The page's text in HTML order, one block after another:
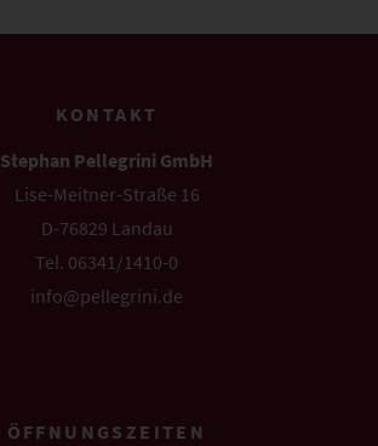
KONTAKT
Stephan Pellegrini GmbH
Lise-Meitner-Straße 16
D-76829 Landau
Tel. 06341/1410-0
info@pellegrini.de
ÖFFNUNGSZEITEN